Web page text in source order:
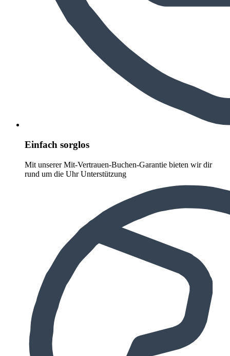
Einfach sorglos
Mit unserer Mit-Vertrauen-Buchen-Garantie bieten wir dir
rund um die Uhr Unterstützung